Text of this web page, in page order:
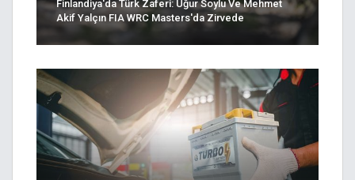
Finlandiya'da Türk Zaferi: Uğur Soylu Ve Mehmet
Akif Yalçın FIA WRC Masters'da Zirvede